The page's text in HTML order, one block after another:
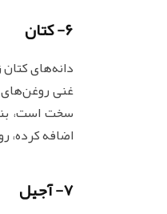
6- کتان
سخت است،
اضافه کرده،
7- آجیل